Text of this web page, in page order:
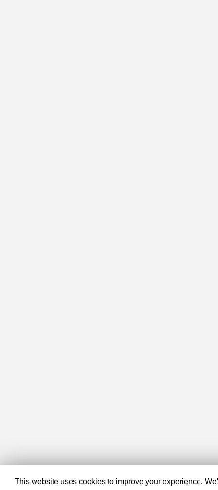
This website uses cookies to improve your experience.